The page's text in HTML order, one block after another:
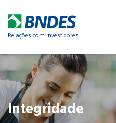
Relações com Investidores
Integridade